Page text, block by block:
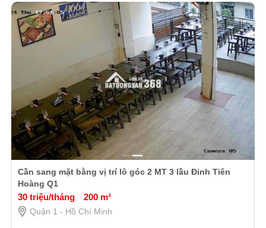
Cần sang mặt bằng vị trí lô góc 2 MT 3 lầu Đinh Tiên
Hoàng Q1
30 triệu/tháng 200 m²
Quận 1 - Hồ Chí Minh